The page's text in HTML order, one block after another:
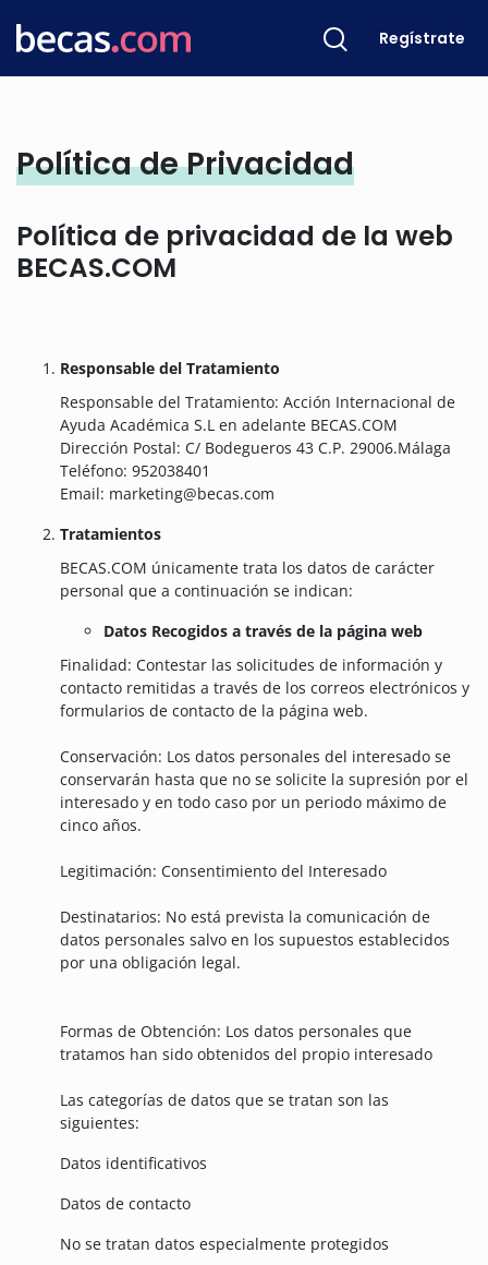
Regístrate
Política de Privacidad
Política de privacidad de la web
BECAS.COM
Responsable del Tratamiento
Responsable del Tratamiento: Acción Internacional de
Ayuda Académica S.L en adelante BECAS.COM
Dirección Postal: C/ Bodegueros 43 C.P. 29006.Málaga
Teléfono: 952038401
Email: marketing@becas.com
Tratamientos
BECAS.COM únicamente trata los datos de carácter
personal que a continuación se indican:
Datos Recogidos a través de la página web
Finalidad: Contestar las solicitudes de información y
contacto remitidas a través de los correos electrónicos y
formularios de contacto de la página web.
Conservación: Los datos personales del interesado se
conservarán hasta que no se solicite la supresión por el
interesado y en todo caso por un periodo máximo de
cinco años.
Legitimación: Consentimiento del Interesado
Destinatarios: No está prevista la comunicación de
datos personales salvo en los supuestos establecidos
por una obligación legal.
Formas de Obtención: Los datos personales que
tratamos han sido obtenidos del propio interesado
Las categorías de datos que se tratan son las
siguientes:
Datos identificativos
Datos de contacto
No se tratan datos especialmente protegidos